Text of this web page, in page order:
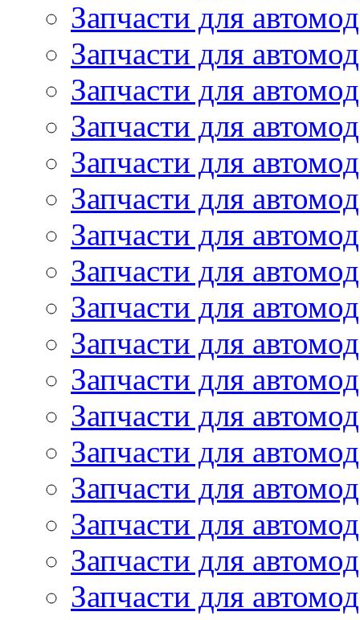
Запчасти для
Запчасти для
Запчасти для
Запчасти для
Запчасти для
Запчасти для
Запчасти для
Запчасти для
Запчасти для
Запчасти для
Запчасти для
Запчасти для
Запчасти для
Запчасти для
Запчасти для
Запчасти для
Запчасти для